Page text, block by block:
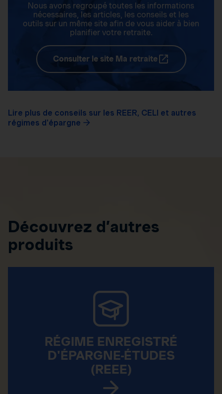
Nous avons regroupé toutes les informations
nécessaires, les articles, les conseils et les
outils sur un même site afin de vous aider à bien
planifier votre retraite.
Consulter le site Ma retraite
Lire plus de conseils sur les REER, CELI et autres
régimes d'épargne
Découvrez d’autres
produits
RÉGIME ENREGISTRÉ
D'ÉPARGNE-ÉTUDES
(REEE)